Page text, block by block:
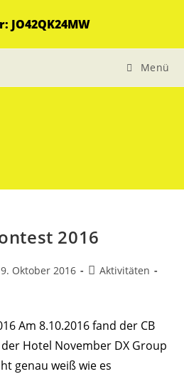
JO42QK24MW
Menü
2016
9. Oktober 2016
Beitrags-
Aktivitäten
Am 8.10.2016 fand der CB
Hotel November DX Group
genau weiß wie es